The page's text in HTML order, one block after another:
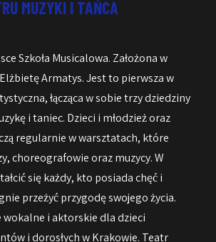
MUZYKI I TAŃCA
Szkoła Musicalowa. Założona w
Armatys. Jest to pierwsza w
łącząca w sobie trzy dziedziny
i taniec. Dzieci i młodzież oraz
regularnie w warsztatach, które
choreografowie oraz muzycy. W
się każdy, kto posiada chęć i
przeżyć przygodę swojego życia.
wokalne i aktorskie dla dzieci
i dorosłych w Krakowie. Teatr